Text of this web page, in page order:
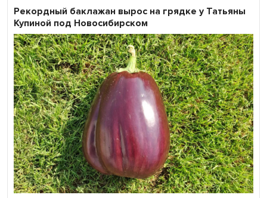
Рекордный баклажан вырос на грядке у Татьяны
Купиной под Новосибирском